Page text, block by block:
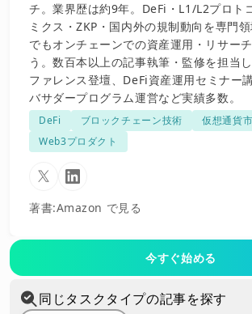
チ。業界歴は約9年。DeFi・L1/L2プロト
ミクス・ZKP・国内外の規制動向を専門
でもオンチェーンでの資産運用・リサー
う。数百本以上の記事執筆・監修を担当
ファレンス登壇、DeFi資産運用セミナー
バサダープログラム運営など実績多数。
DeFi ブロックチェーン技術
仮想通貨
Web3プロダクト
著書:Amazon で見る
今すぐ始める
同じタスクタイプの記事を探す